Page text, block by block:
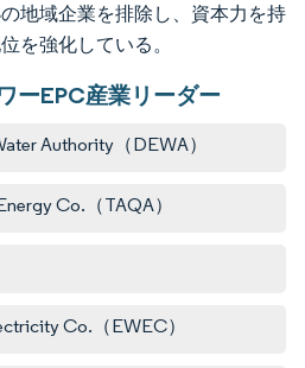
地域企業を排除し、資本力を持
を強化している。
ーEPC産業リーダー
Authority（DEWA）
Co.（TAQA）
Co.（EWEC）